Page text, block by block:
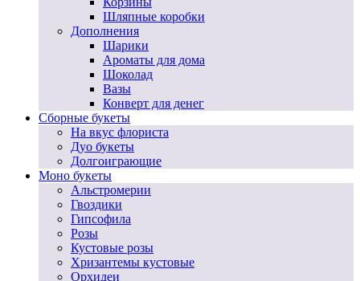
Шляпные коробки
Дополнения
Шарики
Ароматы для дома
Шоколад
Вазы
Конверт для денег
Сборные букеты
На вкус флориста
Дуо букеты
Долгоиграющие
Моно букеты
Альстромерии
Гвоздики
Гипсофила
Розы
Кустовые розы
Хризантемы кустовые
Орхидеи